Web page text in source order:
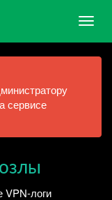
сервисе
VPN-логи